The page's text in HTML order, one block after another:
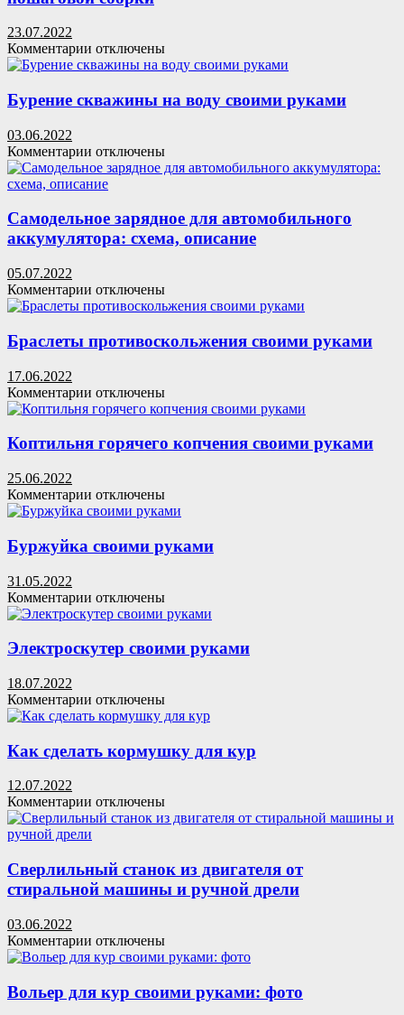
23.07.2022
Комментарии к
записи
своими
руками:
сборки
отключены
Бурение скважины на воду своими руками
03.06.2022
Комментарии к
записи
Бурение
на
своими
отключены
Самодельное зарядное для автомобильного
аккумулятора: схема, описание
05.07.2022
Комментарии к
записи
зарядное
для
схема,
описание
отключены
Браслеты противоскольжения своими руками
17.06.2022
Комментарии к
записи
противоскольжения
своими
отключены
Коптильня горячего копчения своими руками
25.06.2022
Комментарии к
записи
горячего
копчения
отключены
Буржуйка своими руками
31.05.2022
Комментарии к
записи
своими
руками
отключены
Электроскутер своими руками
18.07.2022
Комментарии к
записи
своими
руками
отключены
Как сделать кормушку для кур
12.07.2022
Комментарии к
записи
кормушку
для
кур
отключены
Сверлильный станок из двигателя от
стиральной машины и ручной дрели
03.06.2022
Комментарии к
записи
станок
из
отключены
Вольер для кур своими руками: фото